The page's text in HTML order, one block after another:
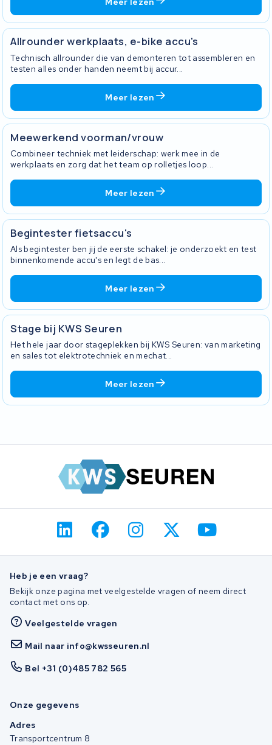
Allrounder werkplaats, e-bike accu's
Technisch allrounder die van demonteren tot assembleren en
testen alles onder handen neemt bij accur...
Meer lezen
Meewerkend voorman/vrouw
Combineer techniek met leiderschap: werk mee in de
werkplaats en zorg dat het team op rolletjes loop...
Meer lezen
Begintester fietsaccu's
Als begintester ben jij de eerste schakel: je onderzoekt en test
binnenkomende accu's en legt de bas...
Meer lezen
Stage bij KWS Seuren
Het hele jaar door stageplekken bij KWS Seuren: van marketing
en sales tot elektrotechniek en mechat...
Meer lezen
Heb je een vraag?
Bekijk onze pagina met veelgestelde vragen of neem direct
contact met ons op.
Veelgestelde vragen
Mail naar info@kwsseuren.nl
Bel +31 (0)485 782 565
Onze gegevens
Adres
Transportcentrum 8